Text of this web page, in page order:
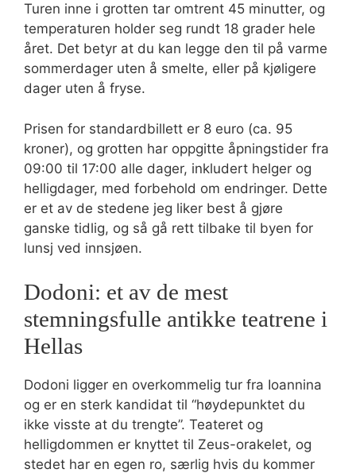
Turen inne i grotten tar omtrent 45 minutter, og
temperaturen holder seg rundt 18 grader hele
året. Det betyr at du kan legge den til på varme
sommerdager uten å smelte, eller på kjøligere
dager uten å fryse.
Prisen for standardbillett er 8 euro (ca. 95
kroner), og grotten har oppgitte åpningstider fra
09:00 til 17:00 alle dager, inkludert helger og
helligdager, med forbehold om endringer. Dette
er et av de stedene jeg liker best å gjøre
ganske tidlig, og så gå rett tilbake til byen for
lunsj ved innsjøen.
Dodoni: et av de mest
stemningsfulle antikke teatrene i
Hellas
Dodoni ligger en overkommelig tur fra Ioannina
og er en sterk kandidat til “høydepunktet du
ikke visste at du trengte”. Teateret og
helligdommen er knyttet til Zeus-orakelet, og
stedet har en egen ro, særlig hvis du kommer